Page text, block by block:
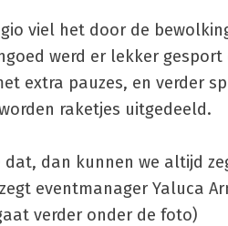
viel het door de
werd er lekker
extra pauzes, en verder
raketjes uitgedeeld.
dan kunnen we altijd
eventmanager Yaluca
verder onder de foto)